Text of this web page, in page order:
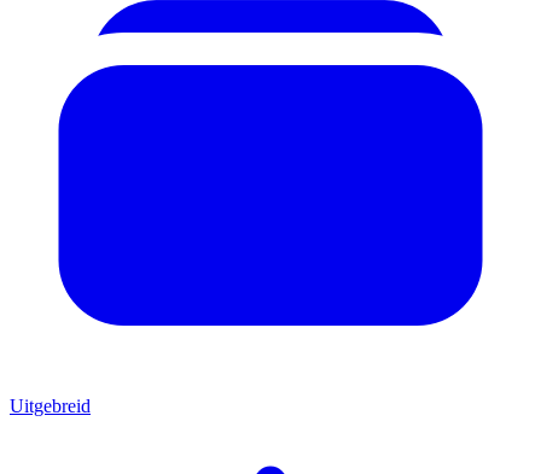
Uitgebreid